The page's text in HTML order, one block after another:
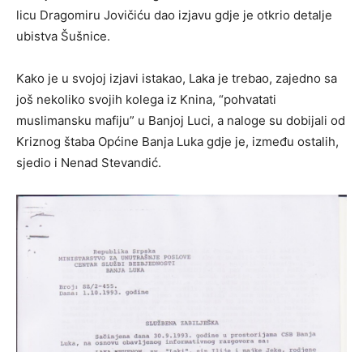
licu Dragomiru Jovičiću dao izjavu gdje je otkrio detalje
ubistva Šušnice.
Kako je u svojoj izjavi istakao, Laka je trebao, zajedno sa
još nekoliko svojih kolega iz Knina, “pohvatati
muslimansku mafiju” u Banjoj Luci, a naloge su dobijali od
Kriznog štaba Općine Banja Luka gdje je, između ostalih,
sjedio i Nenad Stevandić.